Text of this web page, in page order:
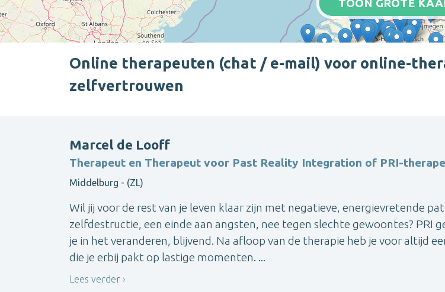
TOON GROTE
Online therapeuten (chat / e-mail) voor online-
zelfvertrouwen
Marcel de Looff
Therapeut en Therapeut voor Past Reality Integration of PRI-
Middelburg - (ZL)
Wil jij voor de rest van je leven klaar zijn met negatieve, energievretende
zelfdestructie, een einde aan angsten, nee tegen slechte gewoontes? PRI
je in het veranderen, blijvend. Na afloop van de therapie heb je voor altijd
die je erbij pakt op lastige momenten. ...
Lees verder